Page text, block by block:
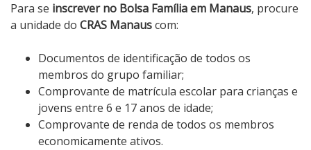
Para se inscrever no Bolsa Família em Manaus, procure
a unidade do CRAS Manauscom:
Documentos de identificação de todos os
membros do grupo familiar;
Comprovante de matrícula escolar para crianças e
jovens entre 6 e 17 anos de idade;
Comprovante de renda de todos os membros
economicamente ativos.